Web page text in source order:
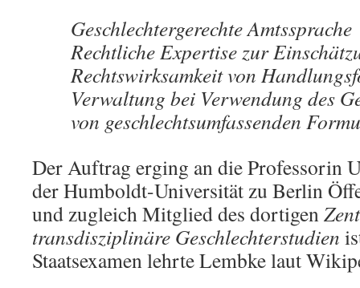
Geschlechtergerechte Amtssprache
Rechtliche Expertise zur
Rechtswirksamkeit von
Verwaltung bei Verwendung des
von geschlechtsumfassenden
Der Auftrag erging an die Professorin
der Humboldt-Universität zu Berlin
und zugleich Mitglied des dortigen
transdisziplinäre Geschlechterstudien
Staatsexamen lehrte Lembke laut